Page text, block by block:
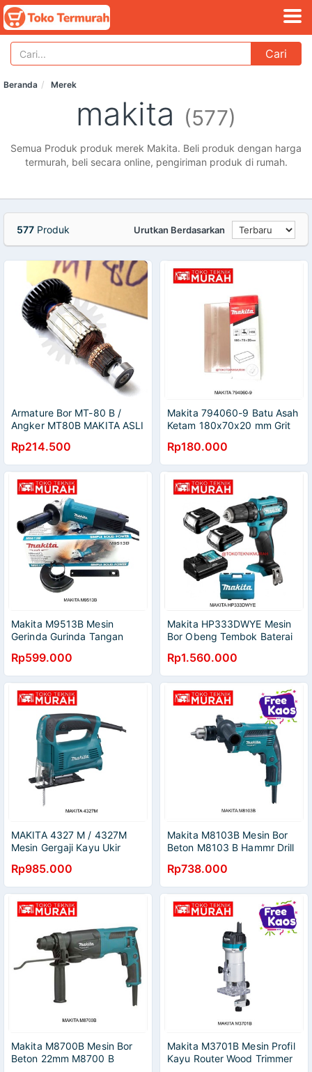
Cari
Beranda Merek
makita (577)
Semua Produk produk merek Makita. Beli produk dengan harga
termurah, beli secara online, pengiriman produk di rumah.
577 Produk Urutkan Berdasarkan
Armature Bor MT-80 B /
Angker MT80B MAKITA ASLI
Rp214.500
Makita 794060-9 Batu Asah
Ketam 180x70x20 mm Grit
Rp180.000
Makita M9513B Mesin
Gerinda Gurinda Tangan
9513B 9513
Rp599.000
Makita HP333DWYE Mesin
Bor Obeng Tembok Baterai
Rp1.560.000
MAKITA 4327 M / 4327M
Mesin Gergaji Kayu Ukir
Rp985.000
Makita M8103B Mesin Bor
Beton M8103 B Hammr Drill
Rp738.000
Makita M8700B Mesin Bor
Beton 22mm M8700 B
Makita M3701B Mesin Profil
Kayu Router Wood Trimmer